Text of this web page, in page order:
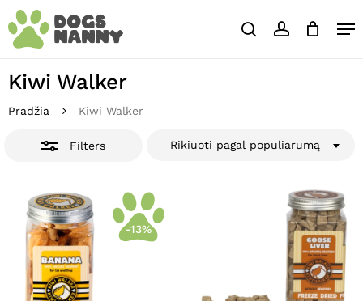
Skip
to
main
searchaccount
Krepšelis
Cart
Kiwi Walker
Pradžia Kiwi Walker
Filters Rikiuoti pagal populiarumą
Close
-13%